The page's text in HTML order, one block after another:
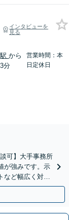
インタビューを
見る
駅から
分
営業時間：本
日定休日
可】大手事務所
が強みです。示
など幅広く対応
】